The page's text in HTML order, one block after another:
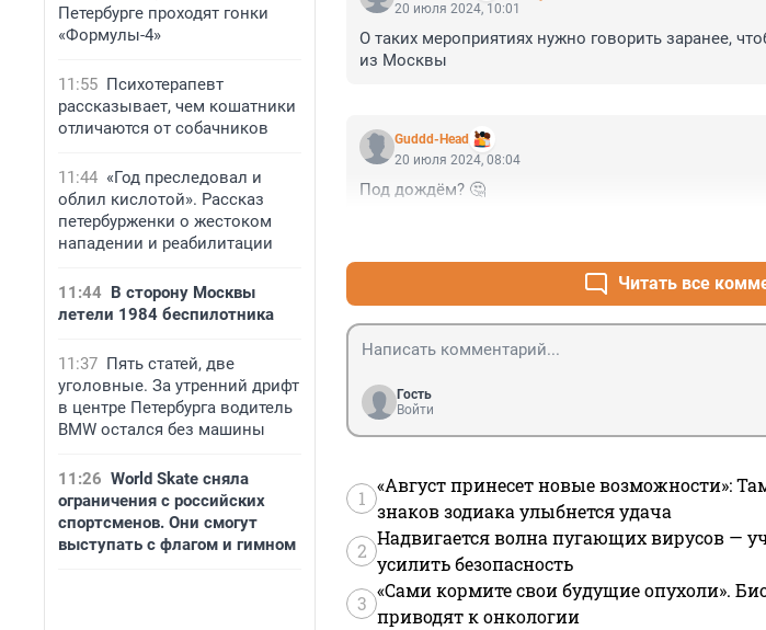
Петербурге проходят гонки
«Формулы-4»
11:55 Психотерапевт
рассказывает, чем кошатники
отличаются от собачников
11:44 «Год преследовал и
облил кислотой». Рассказ
петербурженки о жестоком
нападении и реабилитации
11:44 В сторону Москвы
летели 1984 беспилотника
11:37 Пять статей, две
уголовные. За утренний дрифт
в центре Петербурга водитель
BMW остался без машины
11:26 World Skate сняла
ограничения с российских
спортсменов. Они смогут
выступать с флагом и гимном
20 июля 2024, 10:01
О таких мероприятиях нужно говорить заранее,
из Москвы
Guddd-Head
20 июля 2024, 08:04
Под дождём? 🤔
Читать все
Гость
Войти
1
«Август принесет новые возможности»:
знаков зодиака улыбнется удача
2
Надвигается волна пугающих вирусов —
усилить безопасность
3
«Сами кормите свои будущие опухоли».
приводят к онкологии